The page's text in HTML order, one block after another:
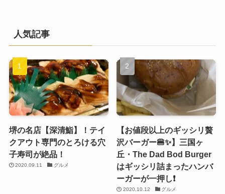
人気記事
堺の名店【深清鮨】！テイ
クアウト専門のとろける穴
子寿司が絶品！
2020.09.11 グルメ
【お値段以上のギッシリ贅
沢バーガー🍔✨】三国ヶ
丘・The Dad Bod Burger
はギッシリ詰まったハンバ
ーガーが一押し❗️
2020.10.12 グルメ